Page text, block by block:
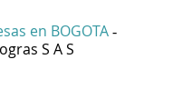
en BOGOTA -
S A S